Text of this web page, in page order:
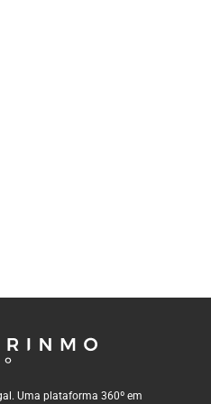
Uma plataforma 360º em